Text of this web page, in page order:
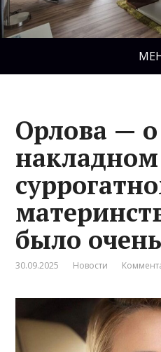
Орлова — о
было
30.09.2025 Новости